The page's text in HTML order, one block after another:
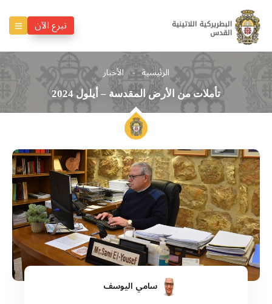
تبرع الآن
الرئيسية الأخبار
تأملات من الأرض المقدسة – أيلول 2024
سامي اليوسف